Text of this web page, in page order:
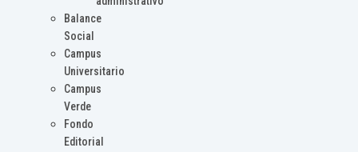
Balance
Social
Campus
Universitario
Campus
Verde
Fondo
Editorial